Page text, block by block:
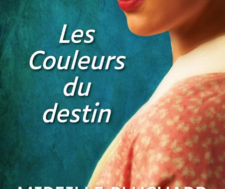
Les Couleurs du destin
Mireille Pluchard
48€